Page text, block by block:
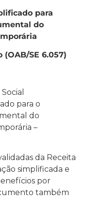
para
do
SE 6.057)
para o
do
–
da Receita
simplificada e
por
também